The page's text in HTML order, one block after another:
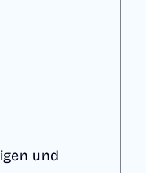
und